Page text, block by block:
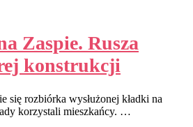
Zaspie. Rusza
konstrukcji
się rozbiórka wysłużonej kładki na
korzystali mieszkańcy. …